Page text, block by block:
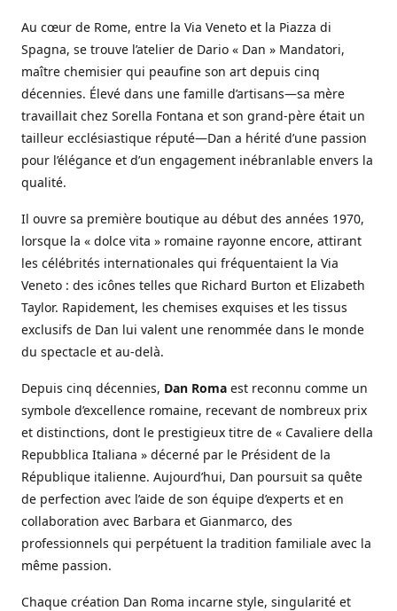
Au cœur de Rome, entre la Via Veneto et la Piazza di
Spagna, se trouve l’atelier de Dario « Dan » Mandatori,
maître chemisier qui peaufine son art depuis cinq
décennies. Élevé dans une famille d’artisans—sa mère
travaillait chez Sorella Fontana et son grand-père était un
tailleur ecclésiastique réputé—Dan a hérité d’une passion
pour l’élégance et d’un engagement inébranlable envers la
qualité.
Il ouvre sa première boutique au début des années 1970,
lorsque la « dolce vita » romaine rayonne encore, attirant
les célébrités internationales qui fréquentaient la Via
Veneto : des icônes telles que Richard Burton et Elizabeth
Taylor. Rapidement, les chemises exquises et les tissus
exclusifs de Dan lui valent une renommée dans le monde
du spectacle et au-delà.
Depuis cinq décennies, Dan Roma est reconnu comme un
symbole d’excellence romaine, recevant de nombreux prix
et distinctions, dont le prestigieux titre de « Cavaliere della
Repubblica Italiana » décerné par le Président de la
République italienne. Aujourd’hui, Dan poursuit sa quête
de perfection avec l’aide de son équipe d’experts et en
collaboration avec Barbara et Gianmarco, des
professionnels qui perpétuent la tradition familiale avec la
même passion.
Chaque création Dan Roma incarne style, singularité et